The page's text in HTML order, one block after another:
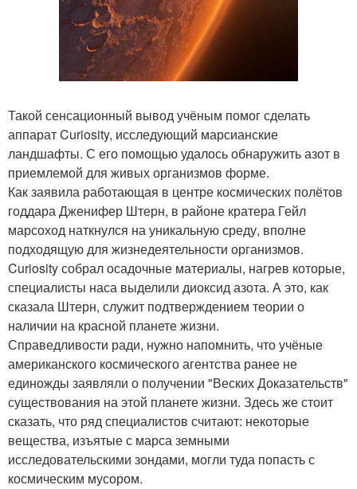
Такой сенсационный вывод учёным помог сделать
аппарат Curiosity, исследующий марсианские
ландшафты. С его помощью удалось обнаружить азот в
приемлемой для живых организмов форме.
Как заявила работающая в центре космических полётов
годдара Дженифер Штерн, в районе кратера Гейл
марсоход наткнулся на уникальную среду, вполне
подходящую для жизнедеятельности организмов.
Curiosity собрал осадочные материалы, нагрев которые,
специалисты наса выделили диоксид азота. А это, как
сказала Штерн, служит подтверждением теории о
наличии на красной планете жизни.
Справедливости ради, нужно напомнить, что учёные
американского космического агентства ранее не
единожды заявляли о получении "Веских Доказательств"
существования на этой планете жизни. Здесь же стоит
сказать, что ряд специалистов считают: некоторые
вещества, изъятые с марса земными
исследовательскими зондами, могли туда попасть с
космическим мусором.